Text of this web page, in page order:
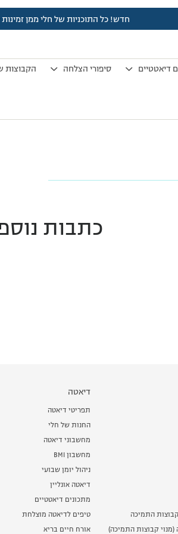
חדש! כל התוכניות של חלי ממן
דיאטטיים סיפורי הצלחה הקבוצות
כתבות
התמיכה
קבוצות התמיכה)
דיאטה
תפריטי דיאטה
החנות של חלי
מחשבוני דיאטה
מחשבון BMI
ניהול יומן שבועי
דיאטה אונליין
מתכונים דיאטטיים
טיפים לדיאטה מוצלחת
אורח חיים בריא